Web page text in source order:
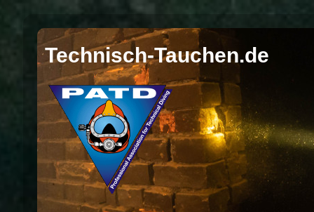
Technisch-Tauchen.de